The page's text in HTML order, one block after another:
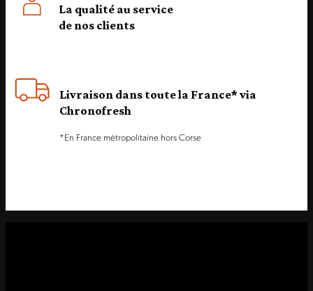
La qualité au service
de nos clients
Livraison dans toute la France* via
Chronofresh
*En France métropolitaine hors Corse